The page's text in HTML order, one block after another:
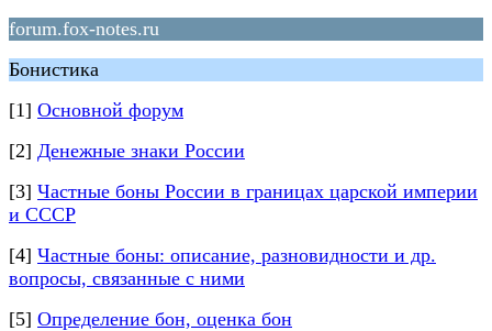
forum.fox-notes.ru
Бонистика
[1] Основной форум
[2] Денежные знаки России
[3] Частные боны России в границах царской империи
и СССР
[4] Частные боны: описание, разновидности и др.
вопросы, связанные с ними
[5] Определение бон, оценка бон